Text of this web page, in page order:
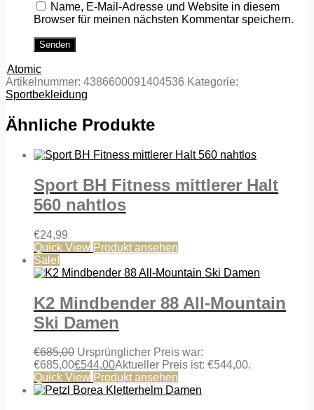
Name, E-Mail-Adresse und Website in diesem
Browser für meinen nächsten Kommentar speichern.
Atomic
Artikelnummer: 4386600091404536 Kategorie:
Sportbekleidung
Ähnliche Produkte
Sport BH Fitness mittlerer Halt
560 nahtlos
€24,99
Quick View Produkt ansehen
Sale!
K2 Mindbender 88 All-Mountain
Ski Damen
€685,00 Ursprünglicher Preis war:
€685,00€544,00Aktueller Preis ist: €544,00.
Quick View Produkt ansehen